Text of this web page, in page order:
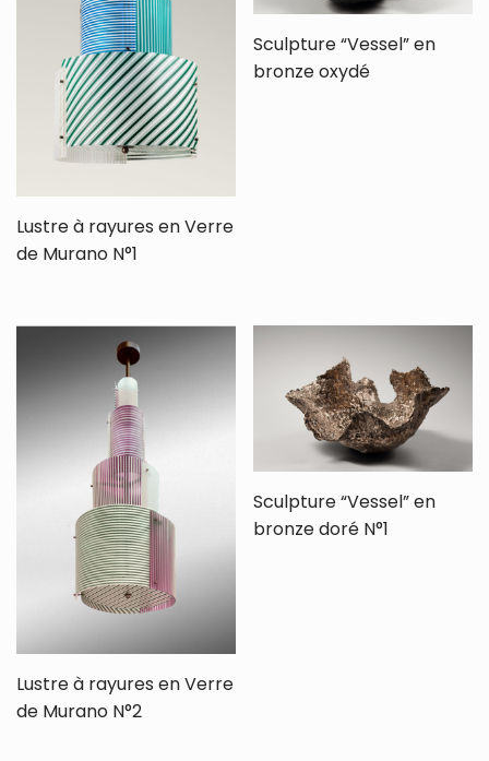
Lustre à rayures en Verre
de Murano N°1
Sculpture “Vessel” en
bronze oxydé
Lustre à rayures en Verre
de Murano N°2
Sculpture “Vessel” en
bronze doré N°1